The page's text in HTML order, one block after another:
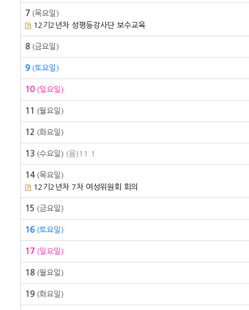
7(목요일)
12기2년차 성평등강사단 보수교육
8(금요일)
9(토요일)
10(일요일)
11 (월요일)
12 (화요일)
13(수요일) (음)11.1
14(목요일)
12기2년차 7차 여성위원회 회의
15 (금요일)
16(토요일)
17(일요일)
18(월요일)
19(화요일)